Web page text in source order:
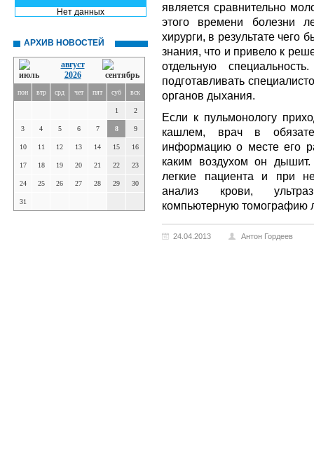
Нет данных
АРХИВ НОВОСТЕЙ
август
2026
пон втр срд чет пят суб вск
1 2
3 4 5 6 7 8 9
10 11 12 13 14 15 16
17 18 19 20 21 22 23
24 25 26 27 28 29 30
31
является сравнительно
этого времени болезни
хирурги, в результате
знания, что и привело к
отдельную
подготавливать
органов дыхания.
Если к пульмонологу
кашлем, врач в
информацию о месте его
каким воздухом он
легкие пациента и при
анализ крови,
компьютерную томографию
24.04.2013 Антон Гордеев